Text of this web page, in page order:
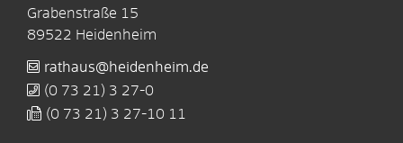
Grabenstraße 15
89522 Heidenheim
rathaus@heidenheim.de
(0 73 21) 3 27-0
(0 73 21) 3 27-10 11